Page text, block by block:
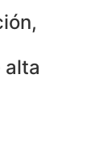
alta